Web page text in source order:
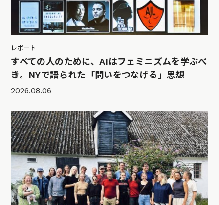
レポート
すべての人のために、AIはフェミニズムを学ぶべ
き。NYで語られた「問いをつなげる」思想
2026.08.06